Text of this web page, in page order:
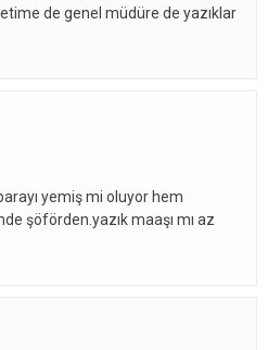
de genel müdüre de yazıklar
yemiş mi oluyor hem
şöförden.yazık maaşı mı az